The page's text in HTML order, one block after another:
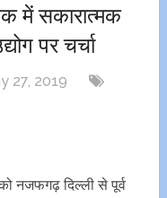
में सकारात्मक
पर चर्चा
27, 2019
नजफगढ़ दिल्ली से पूर्व